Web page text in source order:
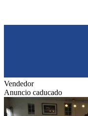
Vendedor
Anuncio caducado